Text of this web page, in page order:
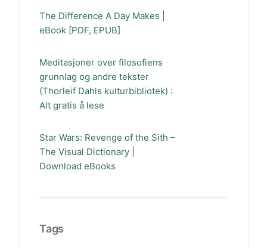
The Difference A Day Makes |
eBook [PDF, EPUB]
Meditasjoner over filosofiens
grunnlag og andre tekster
(Thorleif Dahls kulturbibliotek) :
Alt gratis å lese
Star Wars: Revenge of the Sith –
The Visual Dictionary |
Download eBooks
Tags